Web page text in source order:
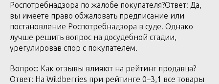
Роспотребнадзора по жалобе покупателя?Ответ: Да,
вы имеете право обжаловать предписание или
постановление Роспотребнадзора в суде. Однако
лучше решить вопрос на досудебной стадии,
урегулировав спор с покупателем.
Вопрос: Как отзывы влияют на рейтинг продавца?
Ответ: На Wildberries при рейтинге 0–3,1 все товары